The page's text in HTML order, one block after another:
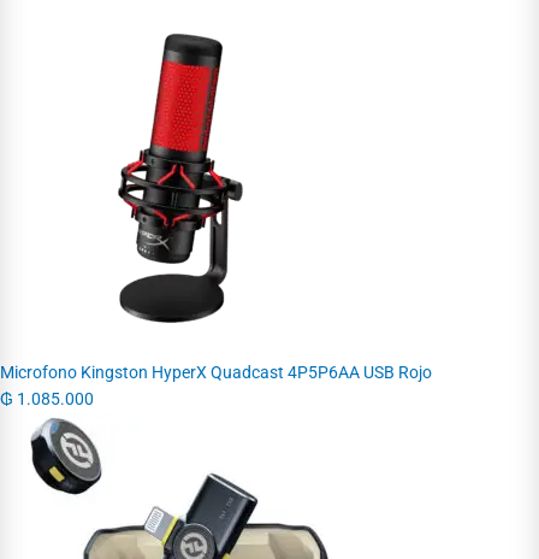
Microfono Kingston HyperX Quadcast 4P5P6AA USB Rojo
₲ 1.085.000